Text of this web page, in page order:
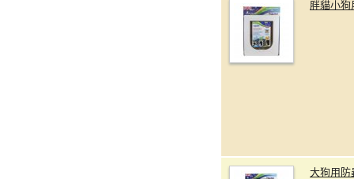
胖貓小狗
大狗用防